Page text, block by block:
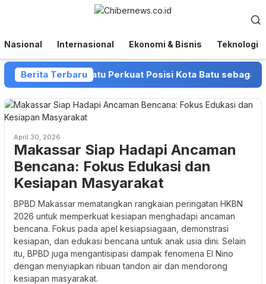
Nasional Internasional Ekonomi & Bisnis Teknologi
Berita Terbaru
dan Pemkot Batu Perkuat Posisi Kota Batu sebagai
April 30, 2026
Makassar Siap Hadapi Ancaman
Bencana: Fokus Edukasi dan
Kesiapan Masyarakat
BPBD Makassar mematangkan rangkaian peringatan HKBN
2026 untuk memperkuat kesiapan menghadapi ancaman
bencana. Fokus pada apel kesiapsiagaan, demonstrasi
kesiapan, dan edukasi bencana untuk anak usia dini. Selain
itu, BPBD juga mengantisipasi dampak fenomena El Nino
dengan menyiapkan ribuan tandon air dan mendorong
kesiapan masyarakat.